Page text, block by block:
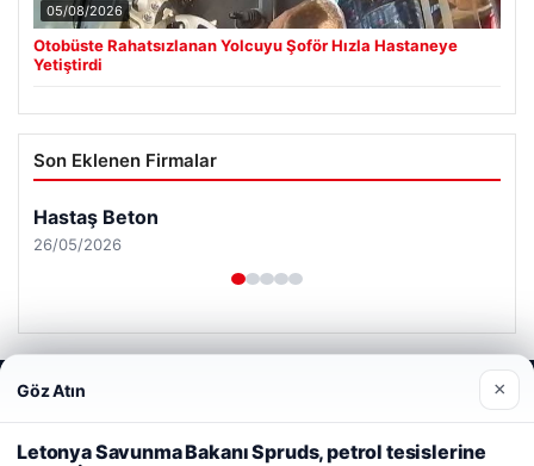
05/08/2026
Otobüste Rahatsızlanan Yolcuyu Şoför Hızla Hastaneye
Yetiştirdi
Son Eklenen Firmalar
Web sitemizi nasıl kullandığınızı daha iyi anlayabilmek,
deneyiminizi kişiselleştirmek ve geliştirmek amacıyla çerezler
kullanıyoruz.
Çerez Politikamız
Göz Atın ×
Letonya Savunma Bakanı Spruds, petrol tesislerine